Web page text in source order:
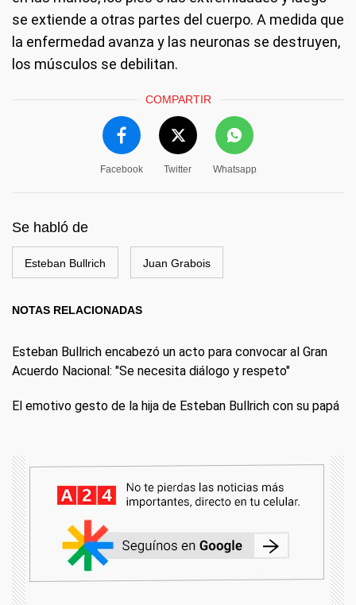
se extiende a otras partes del cuerpo. A medida que
la enfermedad avanza y las neuronas se destruyen,
los músculos se debilitan.
COMPARTIR
Facebook Twitter Whatsapp
Se habló de
Esteban Bullrich Juan Grabois
NOTAS RELACIONADAS
Esteban Bullrich encabezó un acto para convocar al Gran
Acuerdo Nacional: "Se necesita diálogo y respeto"
El emotivo gesto de la hija de Esteban Bullrich con su papá